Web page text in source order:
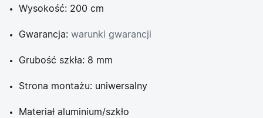
Wysokość: 200 cm
Gwarancja: warunki gwarancji
Grubość szkła: 8 mm
Strona montażu: uniwersalny
Materiał aluminium/szkło